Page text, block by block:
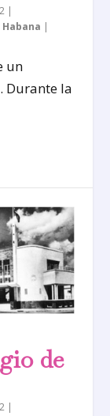
un
Durante la
de
|